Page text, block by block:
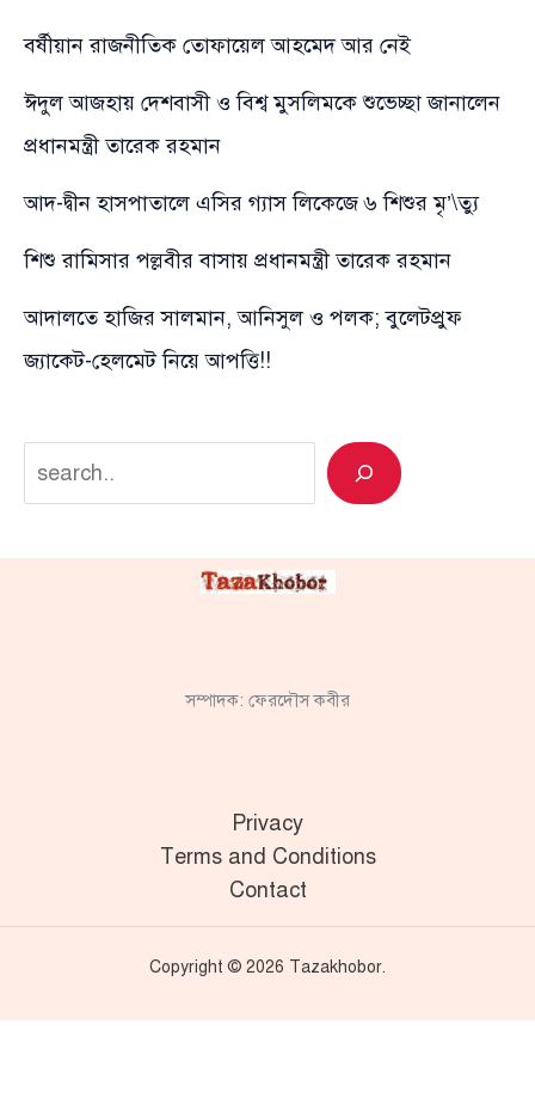
বর্ষীয়ান রাজনীতিক তোফায়েল আহমেদ আর নেই
ঈদুল আজহায় দেশবাসী ও বিশ্ব মুসলিমকে শুভেচ্ছা জানালেন
প্রধানমন্ত্রী তারেক রহমান
আদ-দ্বীন হাসপাতালে এসির গ্যাস লিকেজে ৬ শিশুর মৃ’\ত্যু
শিশু রামিসার পল্লবীর বাসায় প্রধানমন্ত্রী তারেক রহমান
আদালতে হাজির সালমান, আনিসুল ও পলক; বুলেটপ্রুফ
জ্যাকেট-হেলমেট নিয়ে আপত্তি!!
Search
সম্পাদক: ফেরদৌস কবীর
Privacy
Terms and Conditions
Contact
Copyright © 2026 Tazakhobor.